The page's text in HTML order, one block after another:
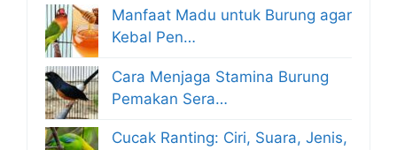
Manfaat Madu untuk Burung agar
Kebal Pen…
Cara Menjaga Stamina Burung
Pemakan Sera…
Cucak Ranting: Ciri, Suara, Jenis,